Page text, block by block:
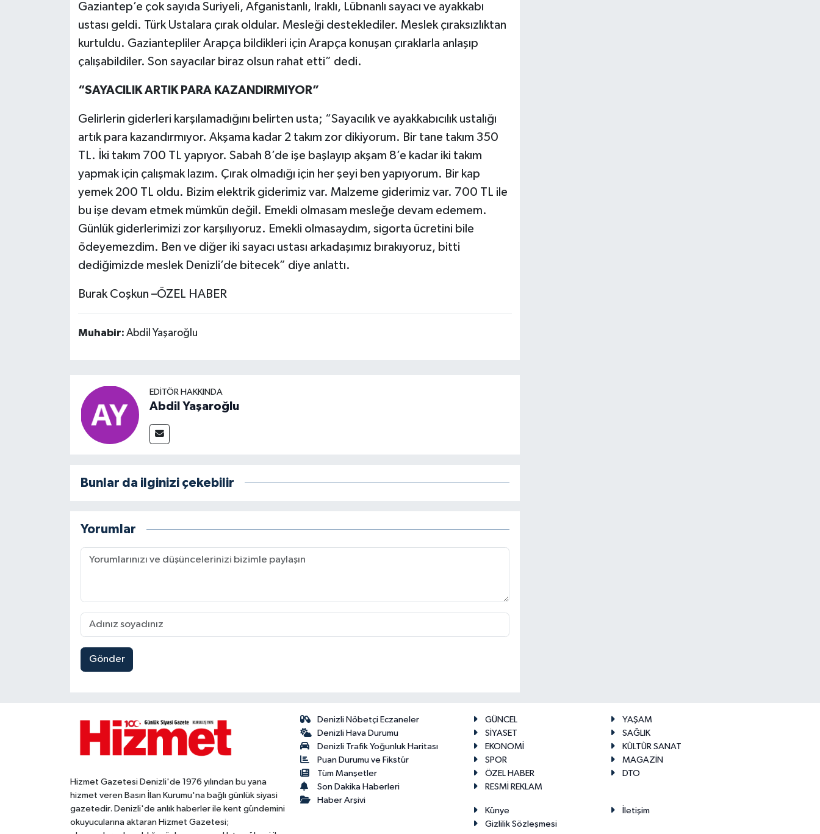
Gaziantep’e çok sayıda Suriyeli, Afganistanlı, Iraklı, Lübnanlı sayacı ve ayakkabı
ustası geldi. Türk Ustalara çırak oldular. Mesleği desteklediler. Meslek çıraksızlıktan
kurtuldu. Gaziantepliler Arapça bildikleri için Arapça konuşan çıraklarla anlaşıp
çalışabildiler. Son sayacılar biraz olsun rahat etti” dedi.
“SAYACILIK ARTIK PARA KAZANDIRMIYOR”
Gelirlerin giderleri karşılamadığını belirten usta; “Sayacılık ve ayakkabıcılık ustalığı
artık para kazandırmıyor. Akşama kadar 2 takım zor dikiyorum. Bir tane takım 350
TL. İki takım 700 TL yapıyor. Sabah 8’de işe başlayıp akşam 8’e kadar iki takım
yapmak için çalışmak lazım. Çırak olmadığı için her şeyi ben yapıyorum. Bir kap
yemek 200 TL oldu. Bizim elektrik giderimiz var. Malzeme giderimiz var. 700 TL ile
bu işe devam etmek mümkün değil. Emekli olmasam mesleğe devam edemem.
Günlük giderlerimizi zor karşılıyoruz. Emekli olmasaydım, sigorta ücretini bile
ödeyemezdim. Ben ve diğer iki sayacı ustası arkadaşımız bırakıyoruz, bitti
dediğimizde meslek Denizli’de bitecek” diye anlattı.
Burak Coşkun –ÖZEL HABER
Muhabir: Abdil Yaşaroğlu
EDITÖR HAKKINDA
Abdil Yaşaroğlu
Bunlar da ilginizi çekebilir
Yorumlar
Gönder
Hizmet Gazetesi Denizli'de 1976 yılından bu yana
hizmet veren Basın İlan Kurumu'na bağlı günlük siyasi
gazetedir. Denizli'de anlık haberler ile kent gündemini
okuyucularına aktaran Hizmet Gazetesi;
Denizli Nöbetçi Eczaneler
Denizli Hava Durumu
Denizli Trafik Yoğunluk Haritası
Puan Durumu ve Fikstür
Tüm Manşetler
Son Dakika Haberleri
Haber Arşivi
GÜNCEL
YAŞAM
SİYASET
SAĞLIK
EKONOMİ
KÜLTÜR SANAT
SPOR
MAGAZİN
ÖZEL HABER
DTO
RESMİ REKLAM
Künye
İletişim
Gizlilik Sözleşmesi